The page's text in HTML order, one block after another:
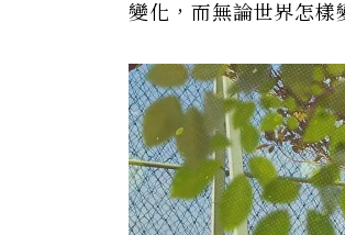
變化，而無論世界怎樣